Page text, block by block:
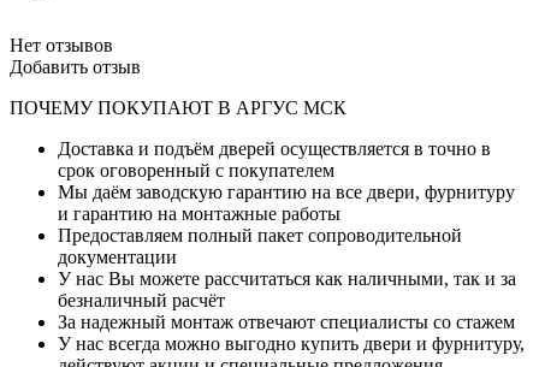
Нет отзывов
Добавить отзыв
ПОЧЕМУ ПОКУПАЮТ В АРГУС МСК
Доставка и подъём дверей осуществляется в точно в
срок оговоренный с покупателем
Мы даём заводскую гарантию на все двери, фурнитуру
и гарантию на монтажные работы
Предоставляем полный пакет сопроводительной
документации
У нас Вы можете рассчитаться как наличными, так и за
безналичный расчёт
За надежный монтаж отвечают специалисты со стажем
У нас всегда можно выгодно купить двери и фурнитуру,